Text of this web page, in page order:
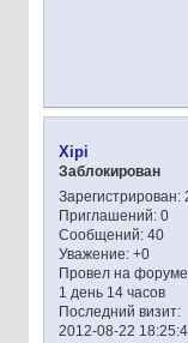
Xipi
Заблокирован
Зарегистрирован:
Приглашений:0
Сообщений:40
Уважение: +0
Провел на
1 день 14 часов
Последний визит:
2012-08-22